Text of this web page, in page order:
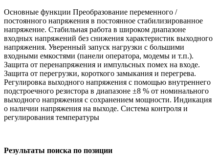
Основные функции Преобразование переменного /
постоянного напряжения в постоянное стабилизированное
напряжение. Стабильная работа в широком диапазоне
входных напряжений без снижения характеристик выходного
напряжения. Уверенный запуск нагрузки с большими
входными емкостями (панели оператора, модемы и т.п.).
Защита от перенапряжения и импульсных помех на входе.
Защита от перегрузки, короткого замыкания и перегрева.
Регулировка выходного напряжения с помощью внутреннего
подстроечного резистора в диапазоне ±8 % от номинального
выходного напряжения с сохранением мощности. Индикация
о наличии напряжения на выходе. Система контроля и
регулирования температуры
Результаты поиска по позиции